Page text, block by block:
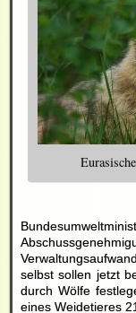
selbst sollen jetzt
durch Wölfe
eines Weidetieres